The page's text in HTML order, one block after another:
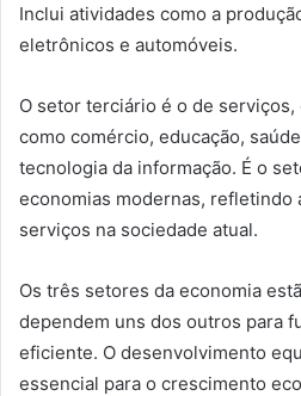
Inclui atividades como a
eletrônicos e automóveis.
O setor terciário é o de
como comércio, educação,
tecnologia da informação. É o
economias modernas, refletindo
serviços na sociedade atual.
Os três setores da economia
dependem uns dos outros para
eficiente. O desenvolvimento
essencial para o crescimento